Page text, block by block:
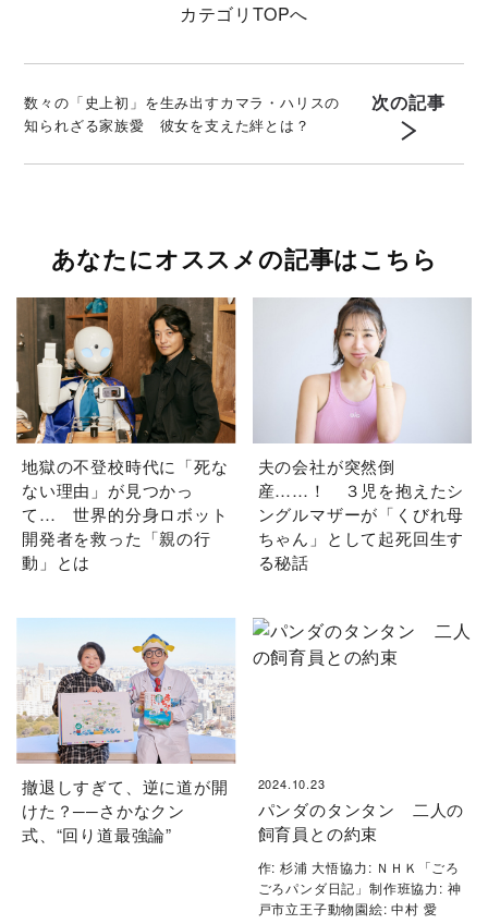
カテゴリ TOPへ
数々の「史上初」を生み出すカマラ・ハリスの
知られざる家族愛 彼女を支えた絆とは？
次の記事
あなたにオススメの記事はこちら
地獄の不登校時代に「死な
ない理由」が見つかっ
て… 世界的分身ロボット
開発者を救った「親の行
動」とは
夫の会社が突然倒
産……！ ３児を抱えたシ
ングルマザーが「くびれ母
ちゃん」として起死回生す
る秘話
撤退しすぎて、逆に道が開
けた？──さかなクン
式、“回り道最強論”
2024.10.23
パンダのタンタン 二人の
飼育員との約束
作: 杉浦 大悟協力: ＮＨＫ「ごろ
ごろパンダ日記」制作班協力: 神
戸市立王子動物園絵: 中村 愛